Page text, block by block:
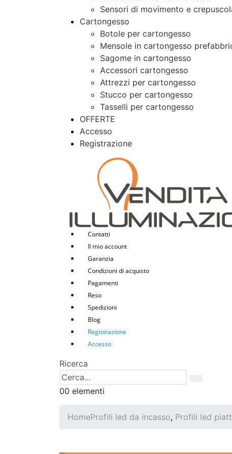
Sensori di movimento e
Cartongesso
Botole per cartongesso
Mensole in cartongesso
Sagome in cartongesso
Accessori cartongesso
Attrezzi per cartongesso
Stucco per cartongesso
Tasselli per cartongesso
OFFERTE
Accesso
Registrazione
Contatti
Il mio account
Garanzia
Condizioni di acquisto
Pagamenti
Reso
Spedizioni
Blog
Registrazione
Accesso
Ricerca
00 elementi
HomeProfili led da incasso, Profili led